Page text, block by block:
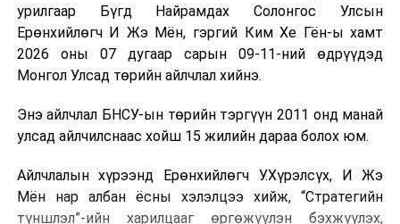
урилгаар Бүгд Найрамдах Солонгос Улсын
Ерөнхийлөгч И Жэ Мён, гэргий Ким Хе Гён-ы хамт
2026 оны 07 дугаар сарын 09-11-ний өдрүүдэд
Монгол Улсад төрийн айлчлал хийнэ.
Энэ айлчлал БНСУ-ын төрийн тэргүүн 2011 онд манай
улсад айлчилснаас хойш 15 жилийн дараа болох юм.
Айлчлалын хүрээнд Ерөнхийлөгч У.Хүрэлсүх, И Жэ
Мён нар албан ёсны хэлэлцээ хийж, “Стратегийн
түншлэл”-ийн харилцааг өргөжүүлэн бэхжүүлэх,